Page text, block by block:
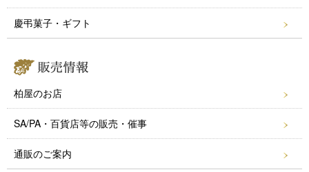
慶弔菓子・ギフト
柏屋のお店
SA/PA・百貨店等の販売・催事
通販のご案内